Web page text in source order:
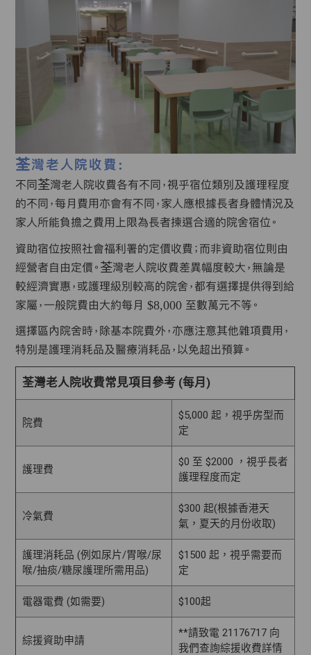
荃灣老人院收費:
不同荃灣老人院收費各有不同，視乎宿位類別及護理程度
的不同，每月費用亦會有不同，家人應根據長者身體情況及
家人所能負擔之費用上限為長者揀選合適的院舍宿位。
資助宿位按照社會福利署的定價收費；而非資助宿位則由
經營者自由定價。荃灣老人院收費差異幅度較大，無論是
較經濟實惠，或護理級別較高的院舍，都有選擇提供得到給
家屬，一般院費由大約每月 $8,000 至數萬元不等。
選擇區內院舍時，除基本院費外，亦應注意其他雜項費用，
特別是護理消耗品及醫療消耗品，以免超出預算。
荃灣老人院收費常見項目參考 (每月)
院費
$5,000 起，視乎房型而
定
護理費
$0 至 $2000 ，視乎長者
護理程度而定
冷氣費
$300 起(根據香港天
氣，夏天的月份收取)
護理消耗品 (例如尿片/胃喉/尿
喉/抽痰/糖尿護理所需用品)
$1500 起，視乎需要而
定
電器電費 (如需要) $100起
綜援資助申請
**請致電 21176717 向
我們查詢綜援收費詳情